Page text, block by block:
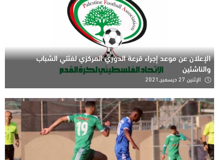
الإعلان عن موعد إجراء قرعة الدوري المركزي لفئتي الشباب
والناشئين
الإثنين 27 ديسمبر,2021